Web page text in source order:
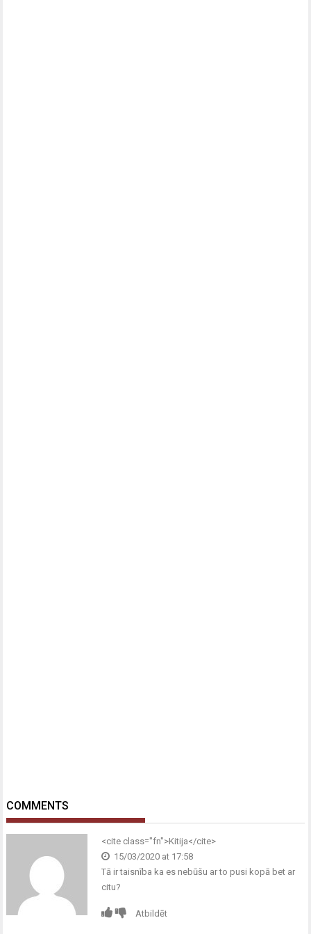
COMMENTS
<cite class="fn">Kitija</cite>
15/03/2020 at 17:58
Tā ir taisnība ka es nebūšu ar to pusi kopā bet ar
citu?
Atbildēt